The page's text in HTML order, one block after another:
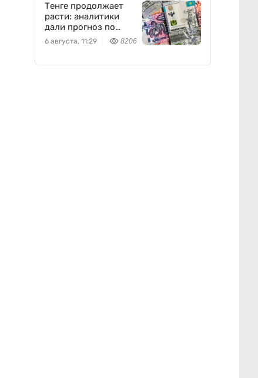
Тенге продолжает
расти: аналитики
дали прогноз по
доллару
6 августа, 11:29 8206